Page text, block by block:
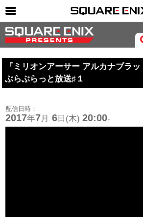
SQUARE ENIX 公式サイトメニュ
マガジン＆ブックス
ミュージック
グッズ
ストア
『ミリオンアーサー アルカナブラ
ぶらぶらっと放送♯１
配信日時：
2017年7月 6 日(木)20:00-